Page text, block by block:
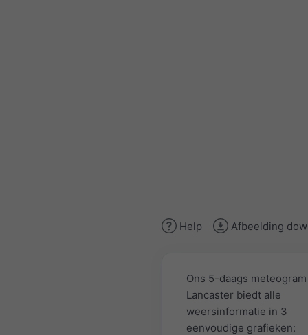
Help Afbeelding
Ons 5-daags
Lancaster biedt alle
weersinformatie in 3
eenvoudige grafieken: